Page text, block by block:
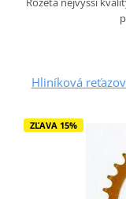
Hliníková
ZĽAVA 15%